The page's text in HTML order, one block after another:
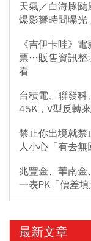
天氣／白海豚
爆影響時間曝
《吉伊卡哇》
票…販售資訊整
看
台積電、聯發
45K，V型反轉
禁止你出境就
人小心「有去
兆豐金、華南金
一表PK「價差
最新文章